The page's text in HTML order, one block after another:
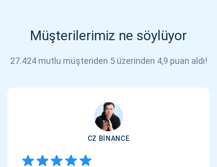
Müşterilerimiz ne söylüyor
27.424 mutlu müşteriden 5 üzerinden 4,9 puan aldı!
CZ BINANCE